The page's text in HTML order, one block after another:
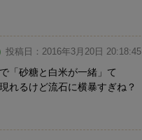
投稿日： 2016年3月20日 20:18:45
「砂糖と白米が一緒」て
れるけど流石に横暴すぎね？